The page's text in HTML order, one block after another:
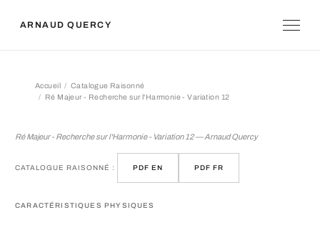
ARNAUD QUERCY
Accueil
Catalogue Raisonné
Ré Majeur - Recherche sur l'Harmonie - Variation 12
Ré Majeur - Recherche sur l'Harmonie - Variation 12 — Arnaud Quercy
CATALOGUE RAISONNÉ : PDF EN PDF FR
CARACTÉRISTIQUES PHYSIQUES